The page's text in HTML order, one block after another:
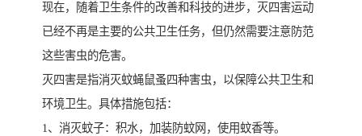
现在，随着卫生条件的改善和科技的进步，灭四害运动
已经不再是主要的公共卫生任务，但仍然需要注意防范
这些害虫的危害。
灭四害是指消灭蚊蝇鼠蚤四种害虫，以保障公共卫生和
环境卫生。具体措施包括：
1、消灭蚊子：积水，加装防蚊网，使用蚊香等。